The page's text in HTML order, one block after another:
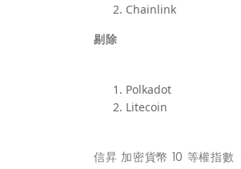
Chainlink
剔除
Polkadot
Litecoin
信昇 加密貨幣 10 等權指數